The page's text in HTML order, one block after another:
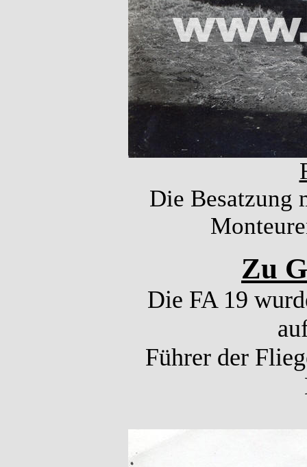
Die Besatzung
Zu
Die FA 19
Führer der